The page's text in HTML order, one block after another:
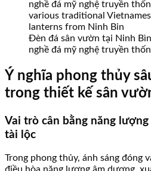
Đèn đá sân vườn tại Ninh
nghề đá mỹ nghệ truyền
Ý nghĩa phong thủy
trong thiết kế sân
Vai trò cân bằng năng
tài lộc
Trong phong thủy, ánh sáng đóng